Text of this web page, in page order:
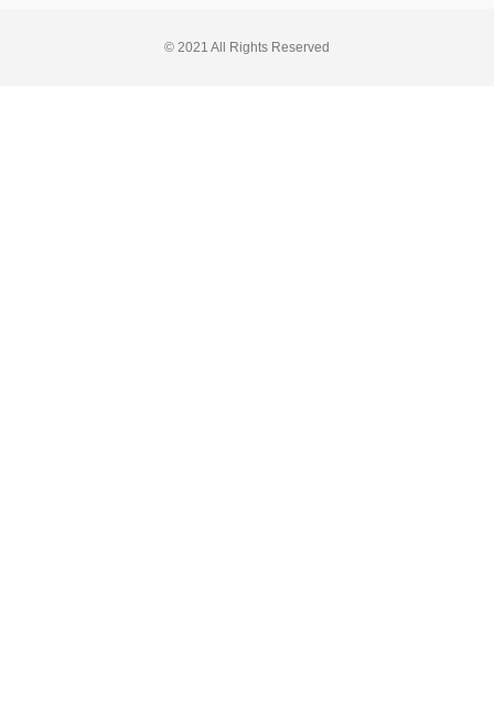
© 2021 All Rights Reserved